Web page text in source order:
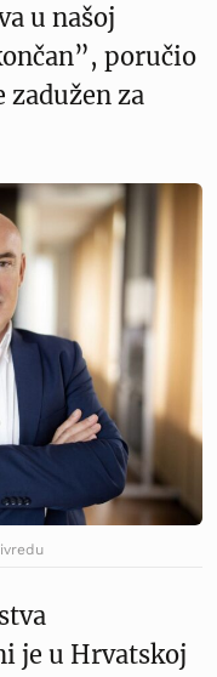
u našoj
poručio
zadužen za
je u Hrvatskoj